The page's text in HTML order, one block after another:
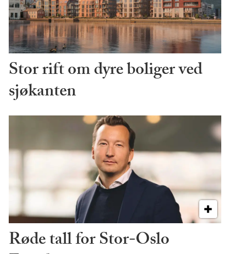
Stor rift om dyre boliger ved
sjøkanten
Røde tall for Stor-Oslo